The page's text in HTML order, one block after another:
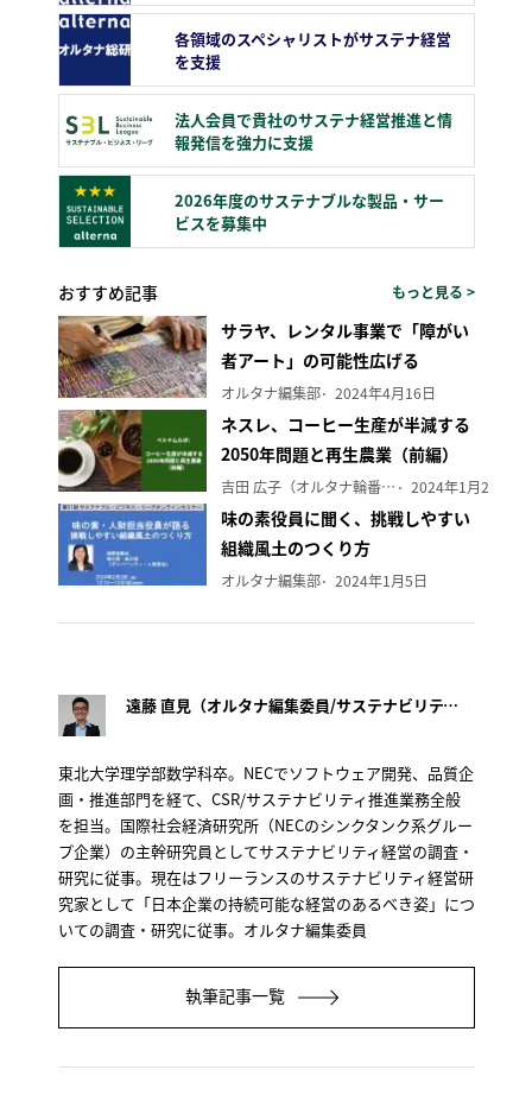
各領域のスペシャリストがサステナ経営
を支援
法人会員で貴社のサステナ経営推進と情
報発信を強力に支援
2026年度のサステナブルな製品・サー
ビスを募集中
おすすめ記事 もっと見る >
サラヤ、レンタル事業で「障がい
者アート」の可能性広げる
オルタナ編集部 2024年4月16日
ネスレ、コーヒー生産が半減する
2050年問題と再生農業（前編）
吉田 広子（オルタナ輪番編集長） 2024年1月29日
味の素役員に聞く、挑戦しやすい
組織風土のつくり方
オルタナ編集部 2024年1月5日
遠藤 直見（オルタナ編集委員/サステナビリティ経営研究家）
東北大学理学部数学科卒。NECでソフトウェア開発、品質企
画・推進部門を経て、CSR/サステナビリティ推進業務全般
を担当。国際社会経済研究所（NECのシンクタンク系グルー
プ企業）の主幹研究員としてサステナビリティ経営の調査・
研究に従事。現在はフリーランスのサステナビリティ経営研
究家として「日本企業の持続可能な経営のあるべき姿」につ
いての調査・研究に従事。オルタナ編集委員
執筆記事一覧